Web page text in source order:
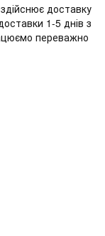
доставку
1-5 днів з
переважно